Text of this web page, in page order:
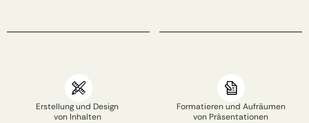
Erstellung und Design ​
von Inhalten
Formatieren und Aufräumen​
von Präsentationen​